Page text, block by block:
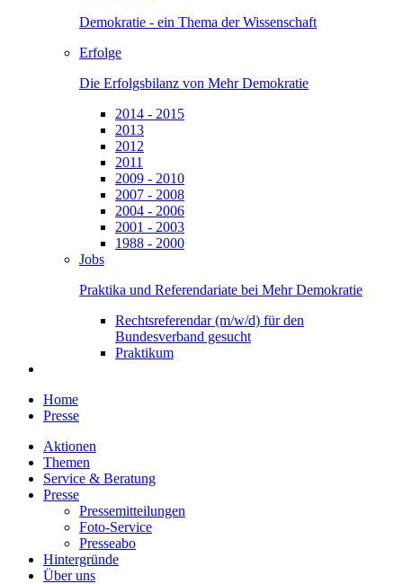
Demokratie - ein Thema der Wissenschaft
Erfolge
Die Erfolgsbilanz von Mehr Demokratie
2014 - 2015
2013
2012
2011
2009 - 2010
2007 - 2008
2004 - 2006
2001 - 2003
1988 - 2000
Jobs
Praktika und Referendariate bei Mehr Demokratie
Rechtsreferendar (m/w/d) für den
Bundesverband gesucht
Praktikum
Home
Presse
Aktionen
Themen
Service & Beratung
Presse
Pressemitteilungen
Foto-Service
Presseabo
Hintergründe
Über uns